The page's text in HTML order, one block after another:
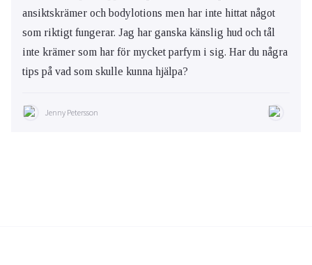
ansiktskrämer och bodylotions men har inte hittat något
som riktigt fungerar. Jag har ganska känslig hud och tål
inte krämer som har för mycket parfym i sig. Har du några
tips på vad som skulle kunna hjälpa?
Jenny Petersson